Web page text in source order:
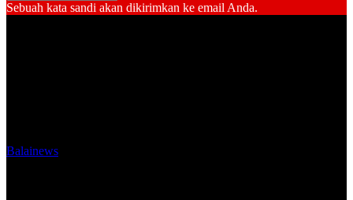
Sebuah kata sandi akan dikirimkan ke email Anda.
Balainews